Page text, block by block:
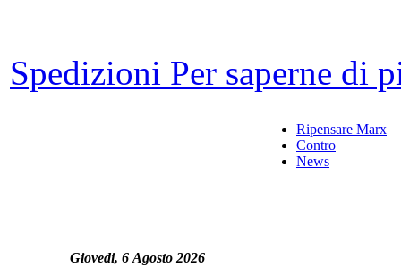
Spedizioni Per saperne di
Giovedi, 6 Agosto 2026
Ripensare Marx
Contro
News